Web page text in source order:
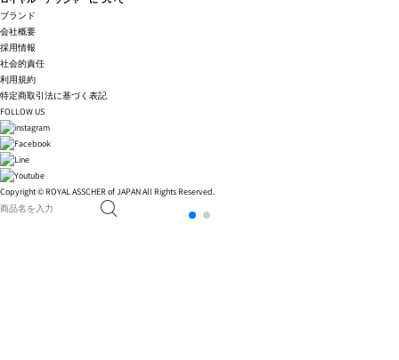
ブランド
会社概要
採用情報
社会的責任
利用規約
特定商取引法に基づく表記
FOLLOW US
Copyright © ROYAL ASSCHER of JAPAN All Rights Reserved.